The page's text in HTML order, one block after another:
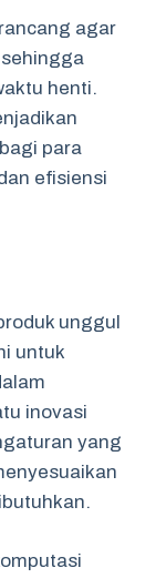
agar
henti.
para
efisiensi
unggul
untuk
inovasi
yang